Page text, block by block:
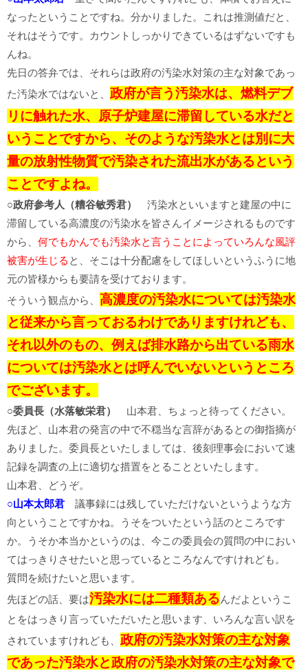
なったということですね。分かりました。これは推測値だと、
それはそうです。カウントしっかりできているはずないですも
んね。
先日の答弁では、それらは政府の汚染水対策の主な対象であっ
た汚染水ではないと、 政府が言う汚染水は、燃料デブ
リに触れた水、原子炉建屋に滞留している水だと
いうことですから、そのような汚染水とは別に大
量の放射性物質で汚染された流出水があるという
ことですよね。
○政府参考人（糟谷敏秀君）
汚染水といいますと建屋の中に
滞留している高濃度の汚染水を皆さんイメージされるものです
から、 何でもかんでも汚染水と言うことによっていろんな風評
被害が生じる と、そこは十分配慮をしてほしいというふうに地
元の皆様からも要請を受けております。
そういう観点から、 高濃度の汚染水については汚染水
と従来から言っておるわけでありますけれども、
それ以外のもの、例えば排水路から出ている雨水
については汚染水とは呼んでいないというところ
でございます。
○委員長（水落敏栄君）
山本君、ちょっと待ってください。
先ほど、山本君の発言の中で不穏当な言辞があるとの御指摘が
ありました。委員長といたしましては、後刻理事会において速
記録を調査の上に適切な措置をとることといたします。
山本君、どうぞ。
○山本太郎君 議事録には残していただけないというような方
向ということですかね。うそをついたという話のところです
か。うそか本当かというのは、今この委員会の質問の中におい
てはっきりさせたいと思っているところなんですけれども。
質問を続けたいと思います。
先ほどの話、要は汚染水には二種類あるんだよというこ
とをはっきり言っていただいたと思います、いろんな言い訳を
されていますけれども、 政府の汚染水対策の主な対象
であった汚染水と政府の汚染水対策の主な対象で